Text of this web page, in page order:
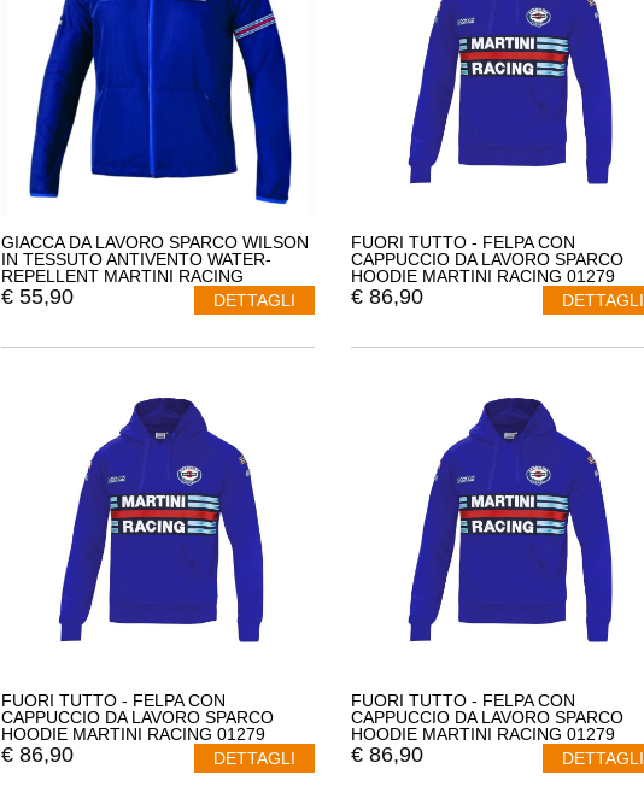
GIACCA DA LAVORO SPARCO WILSON
IN TESSUTO ANTIVENTO WATER-
REPELLENT MARTINI RACING
€ 55,90 DETTAGLI
FUORI TUTTO - FELPA CON
CAPPUCCIO DA LAVORO SPARCO
HOODIE MARTINI RACING 01279
TAGLIA L COLORE ROSSO
€ 86,90 DETTAGLI
FUORI TUTTO - FELPA CON
CAPPUCCIO DA LAVORO SPARCO
HOODIE MARTINI RACING 01279
TAGLIA XL COLORE CELESTE
€ 86,90 DETTAGLI
FUORI TUTTO - FELPA CON
CAPPUCCIO DA LAVORO SPARCO
HOODIE MARTINI RACING 01279
TAGLIA XL COLORE BLU
€ 86,90 DETTAGLI